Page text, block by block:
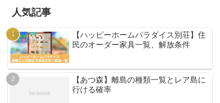
人気記事
【ハッピーホームパラダイス別荘】住
民のオーダー家具一覧、解放条件
【あつ森】離島の種類一覧とレア島に
行ける確率